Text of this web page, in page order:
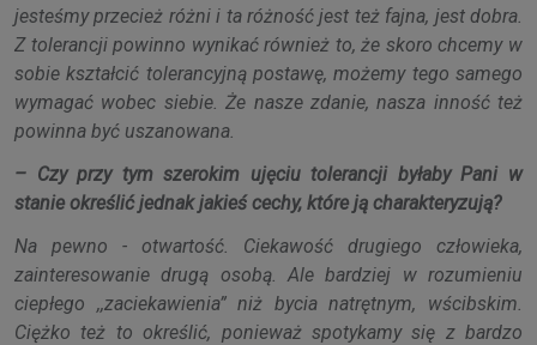
jesteśmy przecież różni i ta różność jest też fajna, jest dobra.
Z tolerancji powinno wynikać również to, że skoro chcemy w
sobie kształcić tolerancyjną postawę, możemy tego samego
wymagać wobec siebie. Że nasze zdanie, nasza inność też
powinna być uszanowana.
– Czy przy tym szerokim ujęciu tolerancji byłaby Pani w
stanie określić jednak jakieś cechy, które ją charakteryzują?
Na pewno - otwartość. Ciekawość drugiego człowieka,
zainteresowanie drugą osobą. Ale bardziej w rozumieniu
ciepłego ,,zaciekawienia” niż bycia natrętnym, wścibskim.
Ciężko też to określić, ponieważ spotykamy się z bardzo